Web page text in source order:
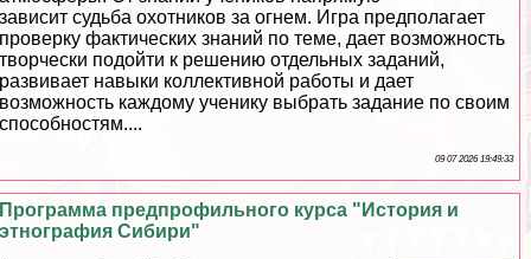
зависит судьба охотников за огнем. Игра предполагает
проверку фактических знаний по теме, дает возможность
творчески подойти к решению отдельных заданий,
развивает навыки коллективной работы и дает
возможность каждому ученику выбрать задание по своим
способностям....
09 07 2026 19:49:33
Программа предпрофильного курса "История и
этнография Сибири"